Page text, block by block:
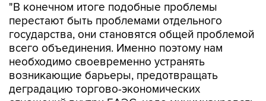
"В конечном итоге подобные проблемы
перестают быть проблемами отдельного
государства, они становятся общей проблемой
всего объединения. Именно поэтому нам
необходимо своевременно устранять
возникающие барьеры, предотвращать
деградацию торгово-экономических